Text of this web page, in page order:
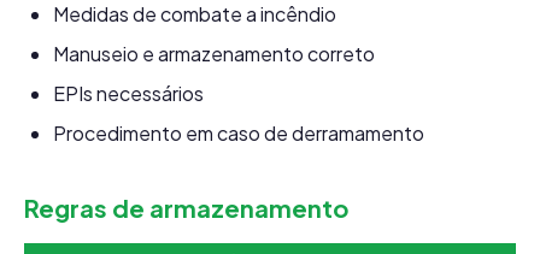
Medidas de combate a incêndio
Manuseio e armazenamento correto
EPIs necessários
Procedimento em caso de derramamento
Regras de armazenamento